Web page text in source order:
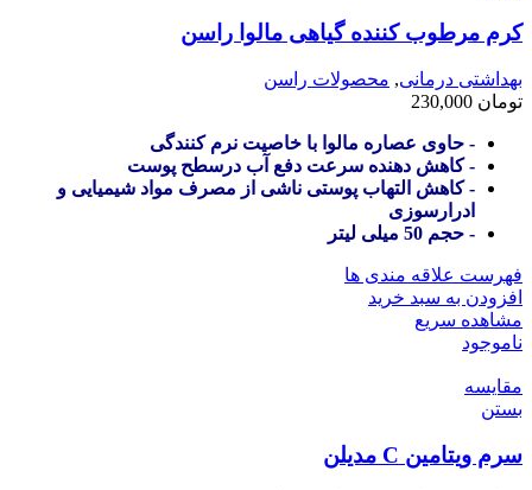
کرم مرطوب کننده گیاهی مالوا راسن
بهداشتی درمانی, محصولات راسن
تومان
- حاوی عصاره مالوا با خاصیت نرم کنندگی
- کاهش دهنده سرعت دفع آب درسطح پوست
- کاهش التهاب پوستی ناشی از مصرف مواد شیمیایی و
ادرارسوزی
- حجم 50 میلی لیتر
فهرست علاقه مندی ها
افزودن به سبد خرید
مشاهده سریع
ناموجود
مقایسه
بستن
سرم ویتامین C مدیلن